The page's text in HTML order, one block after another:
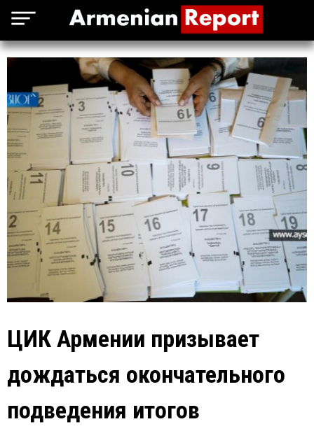
ЦИК Армении призывает
дождаться окончательного
подведения итогов